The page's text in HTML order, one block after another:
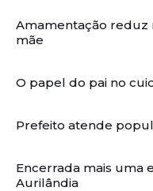
Amamentação reduz
mãe
O papel do pai no
Prefeito atende
Encerrada mais uma
Aurilândia